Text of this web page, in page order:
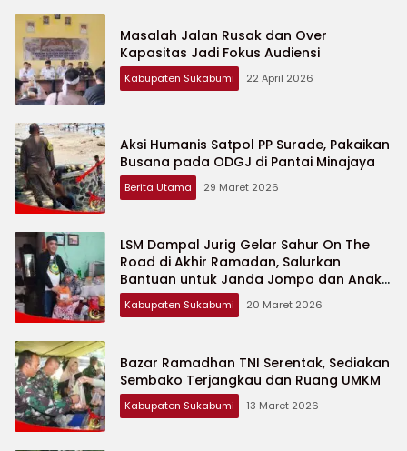
Masalah Jalan Rusak dan Over
Kapasitas Jadi Fokus Audiensi
Kabupaten Sukabumi 22 April 2026
Aksi Humanis Satpol PP Surade, Pakaikan
Busana pada ODGJ di Pantai Minajaya
Berita Utama 29 Maret 2026
LSM Dampal Jurig Gelar Sahur On The
Road di Akhir Ramadan, Salurkan
Bantuan untuk Janda Jompo dan Anak
Yatim
Kabupaten Sukabumi 20 Maret 2026
Bazar Ramadhan TNI Serentak, Sediakan
Sembako Terjangkau dan Ruang UMKM
Kabupaten Sukabumi 13 Maret 2026